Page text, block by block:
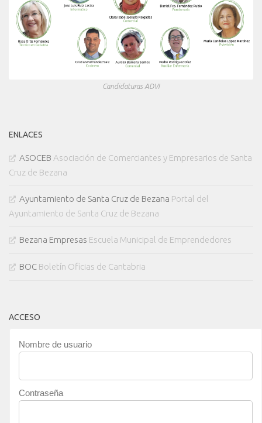
Candidaturas ADVI
ENLACES
ASOCEB Asociación de Comerciantes y Empresarios de Santa
Cruz de Bezana
Ayuntamiento de Santa Cruz de Bezana Portal del
Ayuntamiento de Santa Cruz de Bezana
Bezana Empresas Escuela Municipal de Emprendedores
BOC Boletín Oficias de Cantabria
ACCESO
Nombre de usuario
Contraseña